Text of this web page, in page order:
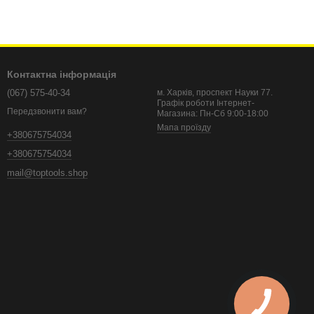
Контактна інформація
(067) 575-40-34
Передзвонити вам?
+380675754034
+380675754034
mail@toptools.shop
м. Харків, проспект Науки 77.
Графік роботи Інтернет-
Магазина: Пн-Сб 9:00-18:00
Мапа проїзду